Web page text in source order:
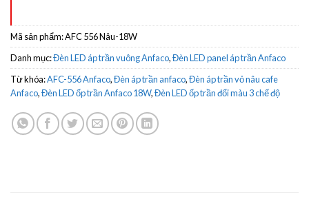
Mã sản phẩm:AFC 556 Nâu-18W
Danh mục:Đèn LED áp trần vuông Anfaco,Đèn LED panel áp trần Anfaco
Từ khóa:AFC-556 Anfaco,Đèn áp trần anfaco,Đèn áp trần vỏ nâu cafe
Anfaco,Đèn LED ốp trần Anfaco 18W,Đèn LED ốp trần đổi màu 3 chế độ